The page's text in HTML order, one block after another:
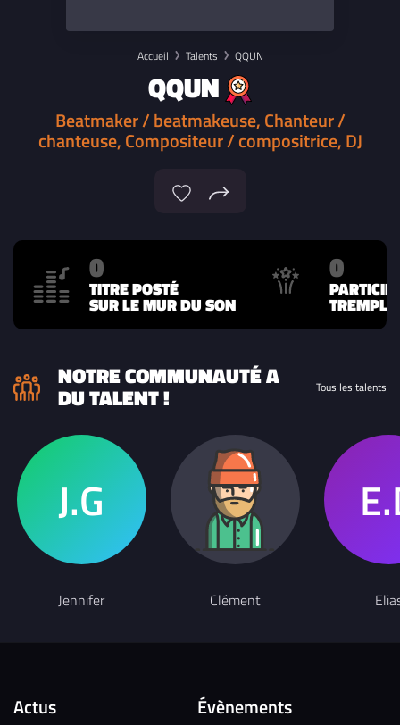
Accueil Talents QQUN
QQUN
Beatmaker / beatmakeuse, Chanteur /
chanteuse, Compositeur / compositrice, DJ
0
TITRE POSTÉ
SUR LE MUR DU SON
0
NOTRE COMMUNAUTÉ A
DU TALENT ! Tous les talents
Jennifer Clément
Actus Évènements